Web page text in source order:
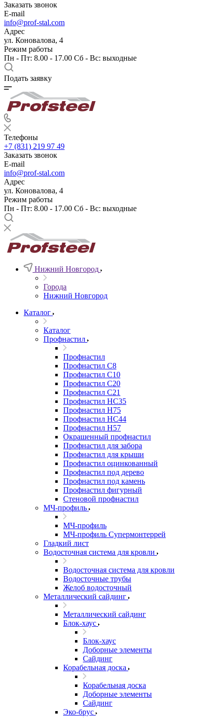
Заказать звонок
E-mail
info@prof-stal.com
Адрес
ул. Коновалова, 4
Режим работы
Пн - Пт: 8.00 - 17.00 Сб - Вс: выходные
Подать заявку
Телефоны
+7 (831) 219 97 49
Заказать звонок
E-mail
info@prof-stal.com
Адрес
ул. Коновалова, 4
Режим работы
Пн - Пт: 8.00 - 17.00 Сб - Вс: выходные
Нижний Новгород
Города
Нижний Новгород
Каталог
Каталог
Профнастил
Профнастил
Профнастил С8
Профнастил С10
Профнастил С20
Профнастил С21
Профнастил НС35
Профнастил Н75
Профнастил HC44
Профнастил Н57
Окрашенный профнастил
Профнастил для забора
Профнастил для крыши
Профнастил оцинкованный
Профнастил под дерево
Профнастил под камень
Профнастил фигурный
Стеновой профнастил
МЧ-профиль
МЧ-профиль
МЧ-профиль Супермонтеррей
Гладкий лист
Водосточная система для кровли
Водосточная система для кровли
Водосточные трубы
Желоб водосточный
Металлический сайдинг
Металлический сайдинг
Блок-хаус
Блок-хаус
Доборные элементы
Сайдинг
Корабельная доска
Корабельная доска
Доборные элементы
Сайдинг
Эко-брус